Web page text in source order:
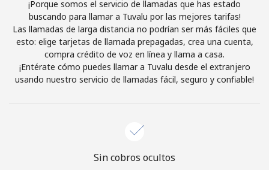
Al abrir una cuenta en este sitio web, estoy de acuerdo con
estosTérminos y condiciones.
Únete
¡Hola!
Inicia sesión oREGÍSTRATE →
¡Porque somos el servicio de llamadas que has estado
buscando para llamar a Tuvalu por las mejores tarifas!
Las llamadas de larga distancia no podrían ser más fáciles que
esto: elige tarjetas de llamada prepagadas, crea una cuenta,
compra crédito de voz en línea y llama a casa.
¡Entérate cómo puedes llamar a Tuvalu desde el extranjero
usando nuestro servicio de llamadas fácil, seguro y confiable!
Sin cobros ocultos